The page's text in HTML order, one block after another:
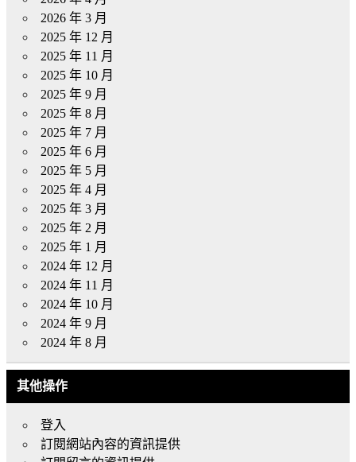
2026 年 3 月
2025 年 12 月
2025 年 11 月
2025 年 10 月
2025 年 9 月
2025 年 8 月
2025 年 7 月
2025 年 6 月
2025 年 5 月
2025 年 4 月
2025 年 3 月
2025 年 2 月
2025 年 1 月
2024 年 12 月
2024 年 11 月
2024 年 10 月
2024 年 9 月
2024 年 8 月
其他操作
登入
訂閱網站內容的資訊提供